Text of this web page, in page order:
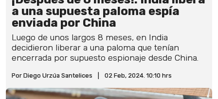
a una supuesta paloma espía
enviada por China
Luego de unos largos 8 meses, en India
decidieron liberar a una paloma que tenían
encerrada por supuesto espionaje desde China.
Por Diego Urzúa Santelices 02 Feb, 2024. 10:10 hrs